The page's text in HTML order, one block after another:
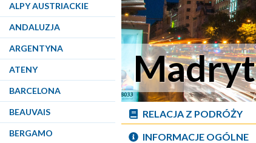
ALPY AUSTRIACKIE
ANDALUZJA
ARGENTYNA
ATENY
BARCELONA
BEAUVAIS
BERGAMO
Madryt
RELACJA Z PODRÓŻY
INFORMACJE OGÓLNE